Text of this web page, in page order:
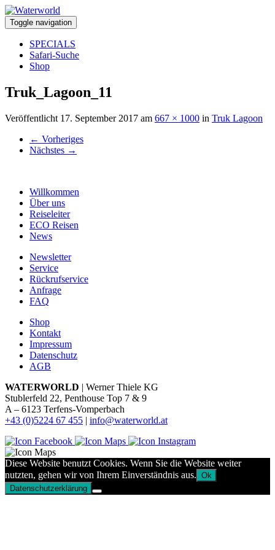
Toggle navigation
SPECIALS
Safari-Suche
Shop
Truk_Lagoon_11
Veröffentlicht 17. September 2017 am 667 × 1000 in Truk Lagoon
← Vorheriges
Nächstes →
Willkommen
Über uns
Reiseleiter
ECO Reisen
News
Newsletter
Service
Rückrufservice
Anfrage
FAQ
Shop
Kontakt
Impressum
Datenschutz
AGB
WATERWORLD | Werner Thiele KG
Stublerfeld 22, Penthouse Top 7 & 9
A – 6123 Terfens-Vomperbach
+43 (0)5224 67 455 | info@waterworld.at
Diese Website benutzt Cookies. Wenn Sie die Website weiter
nutzten, gehen wir von Ihrem Einverständnis aus. Ok
Datenschutzerklärung